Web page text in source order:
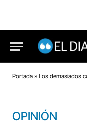
Portada » Los demasiados
OPINIÓN